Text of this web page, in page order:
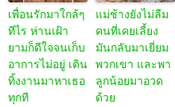
เพื่อนรักมาใกล้ๆ
ทีไร ห่านเฝ้า
ยามก็ดีใจจนเก็บ
อาการไม่อยู่ เดิน
ทิ้งงานมาหาเธอ
ทุกที
แม่ช้างยังไม่ลืม
คนที่เคยเลี้ยง
มันกลับมาเยี่ยม
พวกเขา และพา
ลูกน้อยมาอวด
ด้วย